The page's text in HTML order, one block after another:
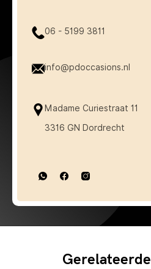
06 - 5199 3811
info@pdoccasions.nl
Madame Curiestraat 11
3316 GN Dordrecht